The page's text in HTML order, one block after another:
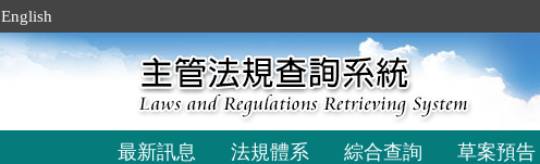
English
最新訊息 法規體系 綜合查詢 草案預告